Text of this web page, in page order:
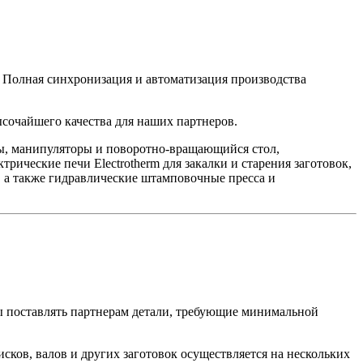
синхронизация и автоматизация производства
качества для наших партнеров.
манипуляторы и поворотно-вращающийся стол,
печи Electrotherm для закалки и старения заготовок,
также гидравлические штамповочные пресса и
партнерам детали, требующие минимальной
валов и других заготовок осуществляется на нескольких